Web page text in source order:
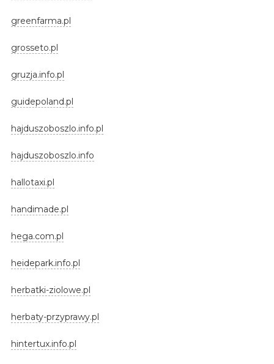
greenfarma.pl
grosseto.pl
gruzja.info.pl
guidepoland.pl
hajduszoboszlo.info.pl
hajduszoboszlo.info
hallotaxi.pl
handimade.pl
hega.com.pl
heidepark.info.pl
herbatki-ziolowe.pl
herbaty-przyprawy.pl
hintertux.info.pl